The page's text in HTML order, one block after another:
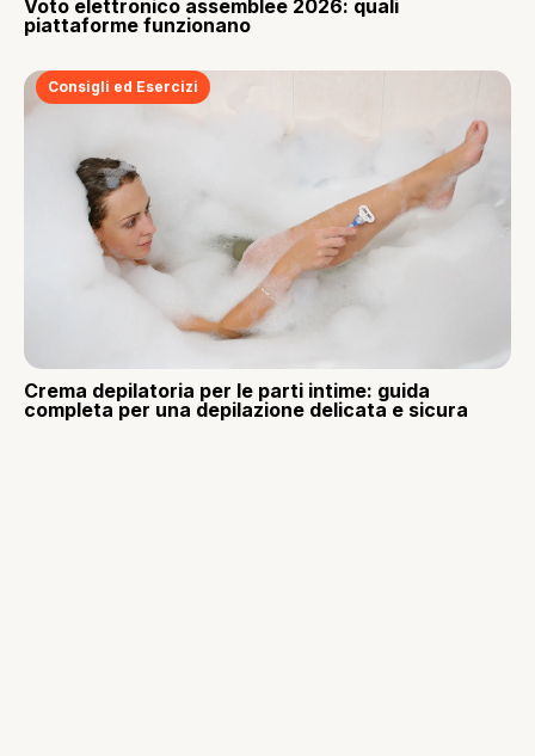
Voto elettronico assemblee 2026: quali
piattaforme funzionano
Consigli ed Esercizi
Crema depilatoria per le parti intime: guida
completa per una depilazione delicata e sicura